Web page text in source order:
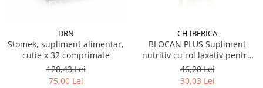
DRN
Stomek, supliment alimentar,
cutie x 32 comprimate
128,43 Lei
75,00 Lei
CH IBERICA
BLOCAN PLUS Supliment
nutritiv cu rol laxativ pentru
caini si pisici 100 ml
46,20 Lei
30,03 Lei